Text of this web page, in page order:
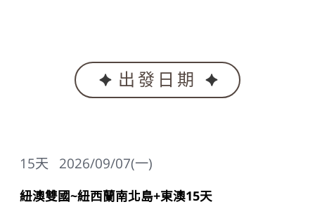
出發日期
2026/09/07(一)
15天
紐澳雙國~紐西蘭南北島+東澳15天